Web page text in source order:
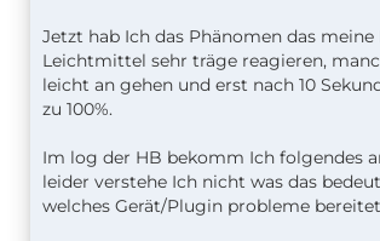
Jetzt hab Ich das Phänomen das meine
Leichtmittel sehr träge reagieren,
leicht an gehen und erst nach 10
zu 100%.
Im log der HB bekomm Ich folgendes
leider verstehe Ich nicht was das
welches Gerät/Plugin probleme